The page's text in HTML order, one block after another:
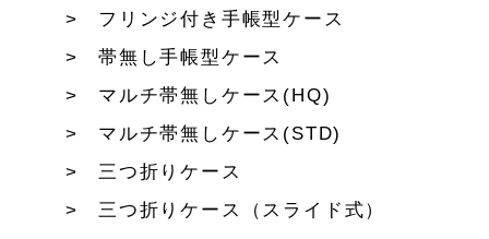
フリンジ付き手帳型ケース
帯無し手帳型ケース
マルチ帯無しケース(HQ)
マルチ帯無しケース(STD)
三つ折りケース
三つ折りケース（スライド式）